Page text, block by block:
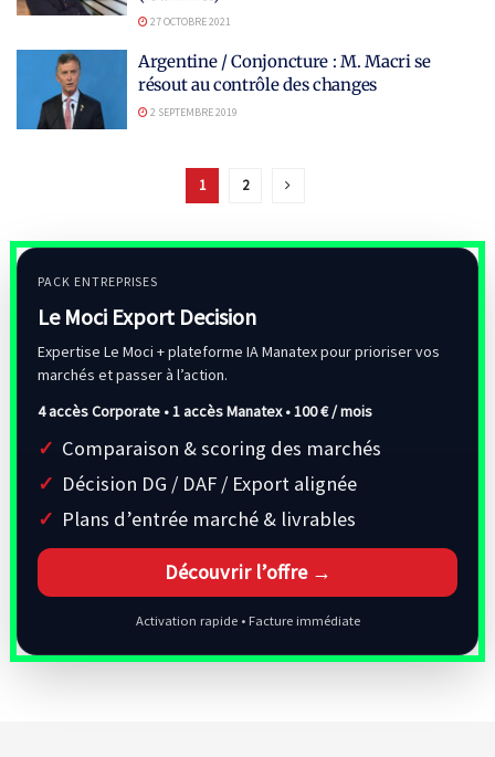
27 OCTOBRE 2021
Argentine / Conjoncture : M. Macri se
résout au contrôle des changes
2 SEPTEMBRE 2019
1 2
PACK ENTREPRISES
Le Moci Export Decision
Expertise Le Moci + plateforme IA Manatex pour prioriser vos
marchés et passer à l’action.
4 accès Corporate • 1 accès Manatex •100 € / mois
Comparaison & scoring des marchés
Décision DG / DAF / Export alignée
Plans d’entrée marché & livrables
Découvrir l’offre →
Activation rapide • Facture immédiate